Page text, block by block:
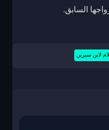
السابق.
لابن سيرين